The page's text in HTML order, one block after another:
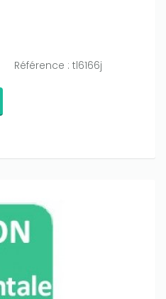
Référence : tl6166j